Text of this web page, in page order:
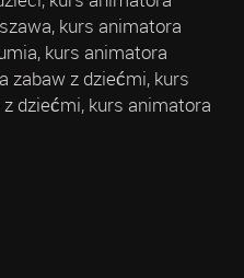
kurs animatora
kurs animatora
zabaw z dziećmi, kurs
dziećmi, kurs animatora